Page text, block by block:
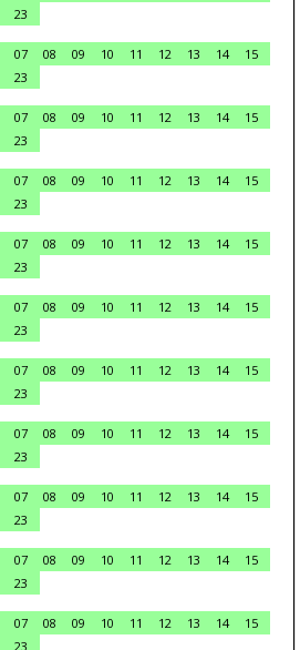
23
07 08 09 10 11 12 13 14
15
23
07 08 09 10 11 12 13 14
15
23
07 08 09 10 11 12 13 14
15
23
07 08 09 10 11 12 13 14
15
23
07 08 09 10 11 12 13 14
15
23
07 08 09 10 11 12 13 14
15
23
07 08 09 10 11 12 13 14
15
23
07 08 09 10 11 12 13 14
15
23
07 08 09 10 11 12 13 14
15
23
07 08 09 10 11 12 13 14
15
23